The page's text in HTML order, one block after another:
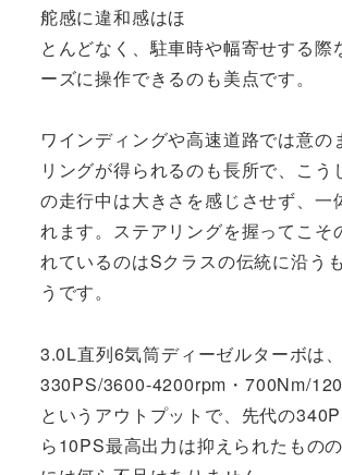
舵感に違和感はほ
とんどなく、駐車時や幅寄せする際
ーズに操作できるのも美点です。
ワインディングや高速道路では意の
リングが得られるのも長所で、こう
の走行中は大きさを感じさせず、一
れます。ステアリングを握ってこそ
れているのはSクラスの伝統に沿う
うです。
3.0L直列6気筒ディーゼルターボは、
330PS/3600-4200rpm・700Nm/
というアウトプットで、先代の
ら10PS最高出力は抑えられたもの